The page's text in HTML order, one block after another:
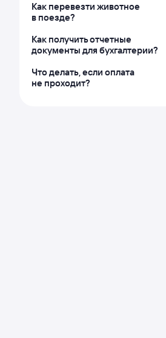
Как перевезти животное
в поезде?
Как получить отчетные
документы для бухгалтерии?
Что делать, если оплата
не проходит?